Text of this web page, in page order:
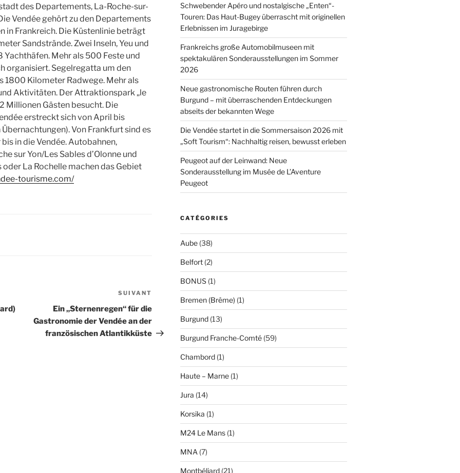
des Departements, La-Roche-sur-
Vendée gehört zu den Departements
in Frankreich. Die Küstenlinie beträgt
Sandstrände. Zwei Inseln, Yeu und
Yachthäfen. Mehr als 500 Feste und
organisiert. Segelregatta um den
1800 Kilometer Radwege. Mehr als
Aktivitäten. Der Attraktionspark „le
Millionen Gästen besucht. Die
erstreckt sich von April bis
Von Frankfurt sind es
in die Vendée. Autobahnen,
sur Yon/Les Sables d’Olonne und
La Rochelle machen das Gebiet
tourisme.com/
suivant
SUIVANT
Ein „Sternenregen“ für die
Gastronomie der Vendée an der
französischen Atlantikküste
Schwebender Apéro und nostalgische „Enten“-
Touren: Das Haut-Bugey überrascht mit originellen
Erlebnissen im Juragebirge
Frankreichs große Automobilmuseen mit
spektakulären Sonderausstellungen im Sommer
2026
Neue gastronomische Routen führen durch
Burgund – mit überraschenden Entdeckungen
abseits der bekannten Wege
Die Vendée startet in die Sommersaison 2026 mit
„Soft Tourism“: Nachhaltig reisen, bewusst erleben
Peugeot auf der Leinwand: Neue
Sonderausstellung im Musée de L’Aventure
Peugeot
CATÉGORIES
Aube(38)
Belfort(2)
BONUS(1)
Bremen (Brême) (1)
Burgund(13)
Burgund Franche-Comté(59)
Chambord(1)
Haute – Marne(1)
Jura (14)
Korsika (1)
M24 Le Mans(1)
MNA (7)
Montbéliard(21)